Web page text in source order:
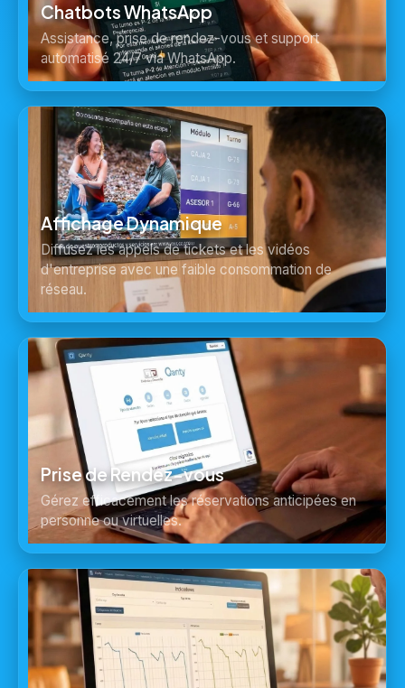
Chatbots WhatsApp
Assistance, prise de rendez-vous et support
automatisé 24/7 via WhatsApp.
Affichage Dynamique
Diffusez les appels de tickets et les vidéos
d'entreprise avec une faible consommation de
réseau.
Prise de Rendez-vous
Gérez efficacement les réservations anticipées en
personne ou virtuelles.